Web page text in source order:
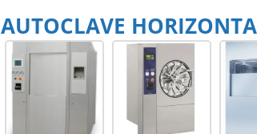
AUTOCLAVE